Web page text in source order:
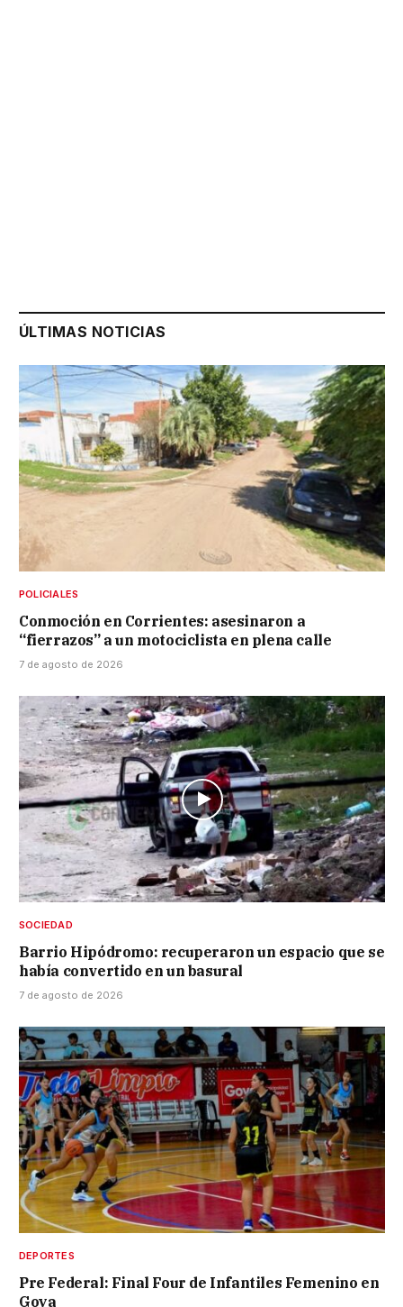
ÚLTIMAS NOTICIAS
POLICIALES
Conmoción en Corrientes: asesinaron a
“fierrazos” a un motociclista en plena calle
7 de agosto de 2026
SOCIEDAD
Barrio Hipódromo: recuperaron un espacio que se
había convertido en un basural
7 de agosto de 2026
DEPORTES
Pre Federal: Final Four de Infantiles Femenino en
Goya